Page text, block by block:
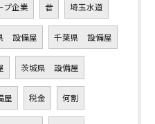
プ企業 昔 埼玉水道
設備屋 千葉県 設備屋
茨城県 設備屋
屋 税金 何割